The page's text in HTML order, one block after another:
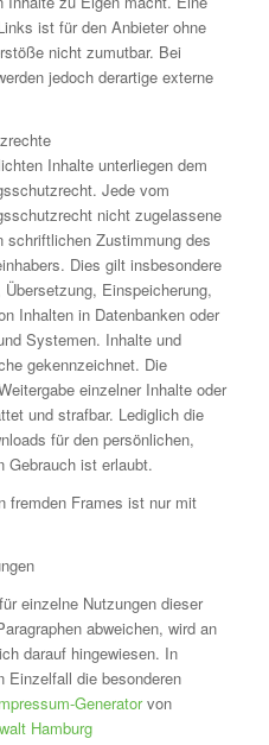
ist für den Anbieter ohne
nicht zumutbar. Bei
jedoch derartige externe
Inhalte unterliegen dem
Jede vom
nicht zugelassene
schriftlichen Zustimmung des
Dies gilt insbesondere
Einspeicherung,
Inhalten in Datenbanken oder
Systemen. Inhalte und
gekennzeichnet. Die
einzelner Inhalte oder
und strafbar. Lediglich die
für den persönlichen,
Gebrauch ist erlaubt.
fremden Frames ist nur mit
einzelne Nutzungen dieser
abweichen, wird an
darauf hingewiesen. In
Einzelfall die besonderen
Generatorvon
Hamburg